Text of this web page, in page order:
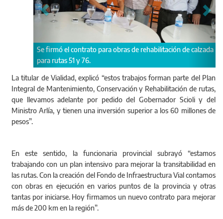
de calzada
La titular de Vialidad, explicó “estos trabajos forman parte
del Plan Integral de Mantenimiento, Conservación y
La titular de Vialidad, explicó “estos trabajos forman parte del Plan
Integral de Mantenimiento, Conservación y Rehabilitación de rutas,
que llevamos adelante por pedido del Gobernador Scioli y del
Ministro Arlía, y tienen una inversión superior a los 60 millones de
pesos”.
En este sentido, la funcionaria provincial subrayó “estamos
trabajando con un plan intensivo para mejorar la transitabilidad en
las rutas. Con la creación del Fondo de Infraestructura Vial contamos
con obras en ejecución en varios puntos de la provincia y otras
tantas por iniciarse. Hoy firmamos un nuevo contrato para mejorar
más de 200 km en la región”.